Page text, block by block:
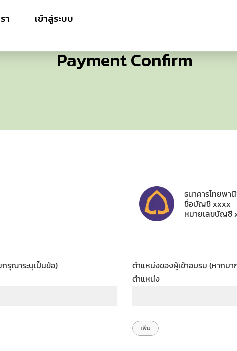
า เข้าสู่ระบบ
Payment Confirm
ธนาคารไทยพา
ชื่อบัญชี xxxx
หมายเลขบัญ
รุณาระบุเป็นข้อ)
ตำแหน่งของผู้เข้าอบรม (หากม
ตำแหน่ง